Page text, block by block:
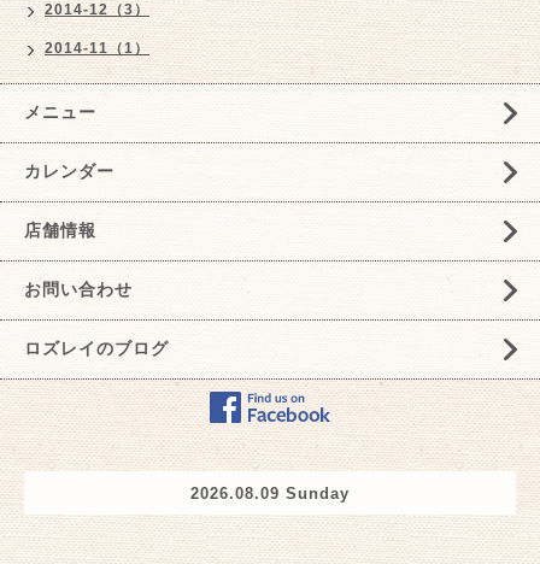
2014-12（3）
2014-11（1）
メニュー
カレンダー
店舗情報
お問い合わせ
ロズレイのブログ
2026.08.09 Sunday